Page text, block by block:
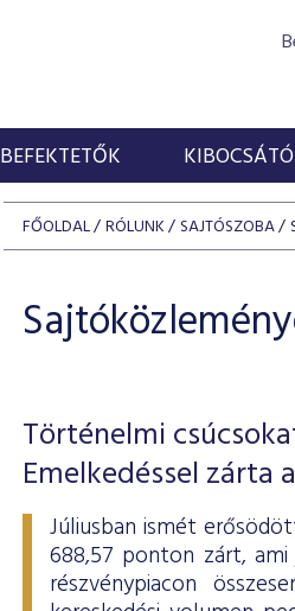
BEFEKTETŐK
FŐOLDAL RÓLUNK SAJTÓSZOBA
Történelmi
Emelkedéssel zárta
Júliusban ismét
688,57 ponton zárt,
részvénypiacon